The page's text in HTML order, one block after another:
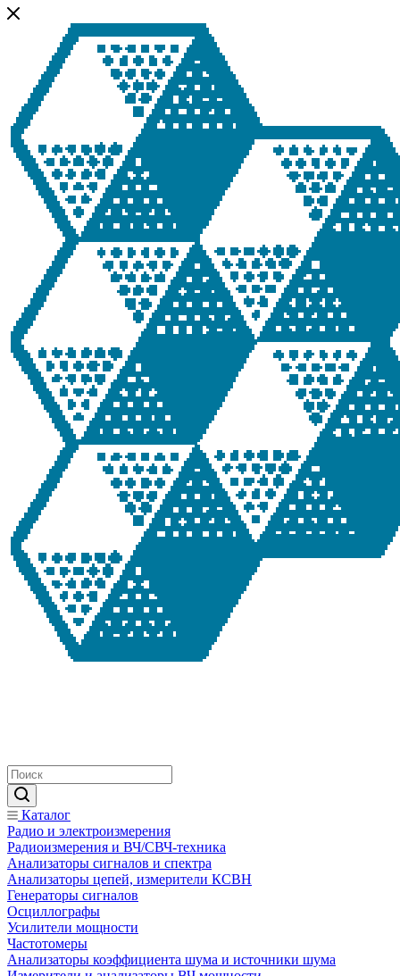
Каталог
Радио и электроизмерения
Радиоизмерения и ВЧ/СВЧ-техника
Анализаторы сигналов и спектра
Анализаторы цепей, измерители КСВН
Генераторы сигналов
Осциллографы
Усилители мощности
Частотомеры
Анализаторы коэффициента шума и источники шума